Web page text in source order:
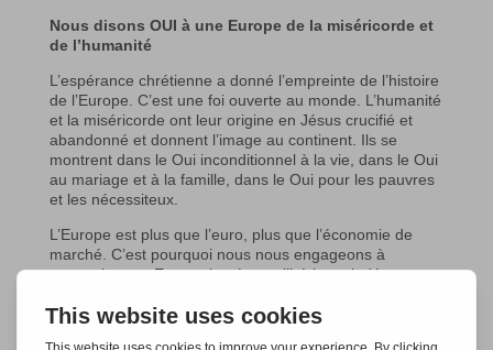
Nous disons OUI à une Europe de la miséricorde et
de l’humanité
L’espérance chrétienne a donné l’empreinte de l’histoire
de l’Europe. C’est une foi ouverte au monde. L’humanité
et la miséricorde ont leur origine en Jésus crucifié et
abandonné et donnent l’image au continent. Ils se
montrent dans le Oui inconditionnel à la vie, dans le Oui
au mariage et à la famille, dans le Oui pour les pauvres
et les nécessiteux.
L’Europe est plus que l’euro, plus que l’économie de
marché. C’est pourquoi nous nous engageons à
construire une Europe basée sur l’héritage judéo-
différemment. Ainsi nous renforçons l’âme de l’Europe.